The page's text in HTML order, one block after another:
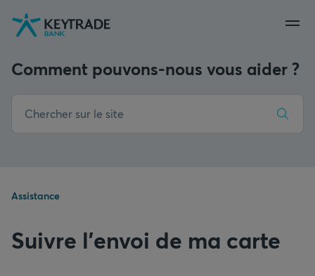
Aller
navigation
Aller
connexion
Aller
au
Comment pouvons-nous vous aider ?
Assistance
Suivre l’envoi de ma carte